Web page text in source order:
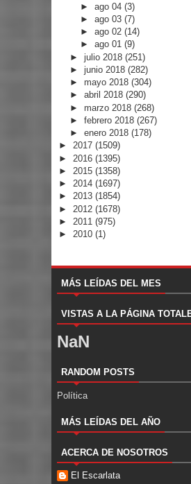
►ago 04(3)
►ago 03(7)
►ago 02(14)
►ago 01(9)
► julio 2018 (251)
► junio 2018 (282)
► mayo 2018 (304)
► abril 2018 (290)
► marzo 2018 (268)
► febrero 2018 (267)
► enero 2018 (178)
► 2017 (1509)
► 2016 (1395)
► 2015 (1358)
► 2014 (1697)
► 2013 (1854)
► 2012 (1678)
► 2011 (975)
► 2010 (1)
MÁS LEÍDAS DEL MES
VISTAS A LA PÁGINA
NaN
RANDOM POSTS
Política
MÁS LEÍDAS DEL AÑO
ACERCA DE NOSOTROS
El Escarlata